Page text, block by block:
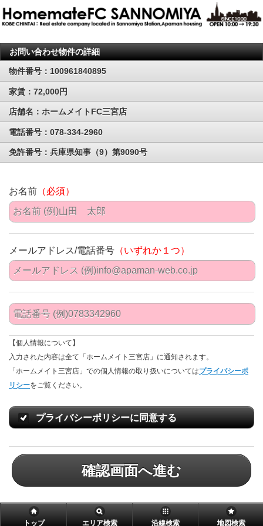
お問い合わせ物件の詳細
物件番号：100961840895
家賃：72,000円
店舗名：ホームメイトFC三宮店
電話番号：078-334-2960
免許番号：兵庫県知事（9）第9090号
お名前 （必須）
メールアドレス/電話番号 （いずれか１つ）
【個人情報について】
入力された内容は全て「ホームメイト三宮店」に通知されます。
「ホームメイト三宮店」での個人情報の取り扱いについてはプライバシーポ
リシーをご覧ください。
プライバシーポリシーに同意する
確認画面へ進む
トップ エリア検索 沿線検索 地図検索